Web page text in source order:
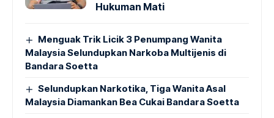
Hukuman Mati
Menguak Trik Licik 3 Penumpang Wanita
Malaysia Selundupkan Narkoba Multijenis di
Bandara Soetta
Selundupkan Narkotika, Tiga Wanita Asal
Malaysia Diamankan Bea Cukai Bandara Soetta